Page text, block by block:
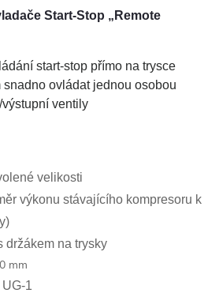
Start-Stop „Remote
start-stop přímo na trysce
ovládat jednou osobou
ventily
velikosti
výkonu stávajícího kompresoru k
držákem na trysky
mm
1